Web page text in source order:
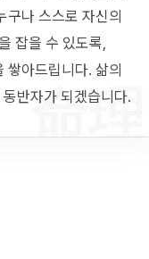
命理
구나 스스로 자신의
잡을 수 있도록,
쌓아드립니다. 삶의
반자가 되겠습니다.